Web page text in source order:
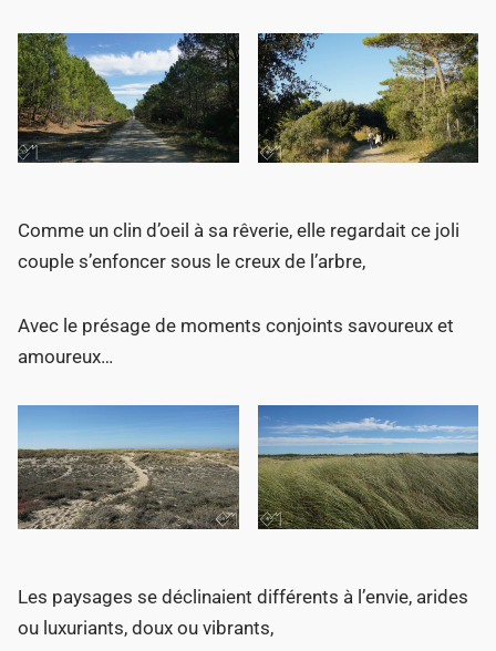
Comme un clin d’oeil à sa rêverie, elle regardait ce joli
couple s’enfoncer sous le creux de l’arbre,
Avec le présage de moments conjoints savoureux et
amoureux…
Les paysages se déclinaient différents à l’envie, arides
ou luxuriants, doux ou vibrants,